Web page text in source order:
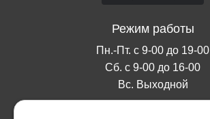
Режим работы
Пн.-Пт. с 9-00 до 19-00
Сб. с 9-00 до 16-00
Вс. Выходной